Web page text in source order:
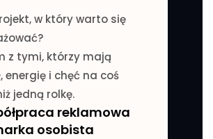
w który warto się
z tymi, którzy mają
energię i chęć na coś
jedną rolkę.
reklamowa
osobista